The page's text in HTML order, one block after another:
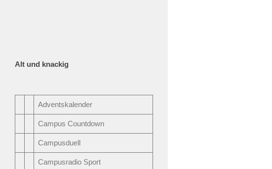
Alt und knackig
Adventskalender
Campus Countdown
Campusduell
Campusradio Sport